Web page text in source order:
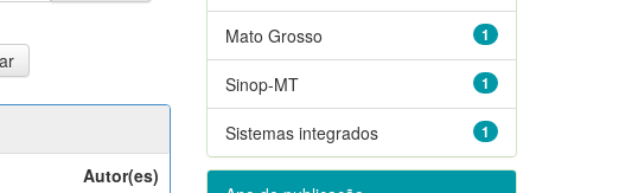
Autor(es)
1
Mato Grosso
1
Sinop-MT
1
Sistemas integrados